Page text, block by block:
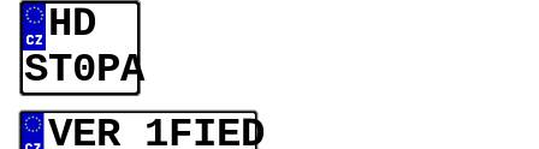
HD
ST0PA
VER 1FIED